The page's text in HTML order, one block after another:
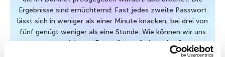
Ergebnisse sind ernüchternd: Fast jedes zweite Passwort
lässt sich in weniger als einer Minute knacken, bei drei von
fünf genügt weniger als eine Stunde. Wie können wir uns
von unsicheren Passwörtern frei machen?